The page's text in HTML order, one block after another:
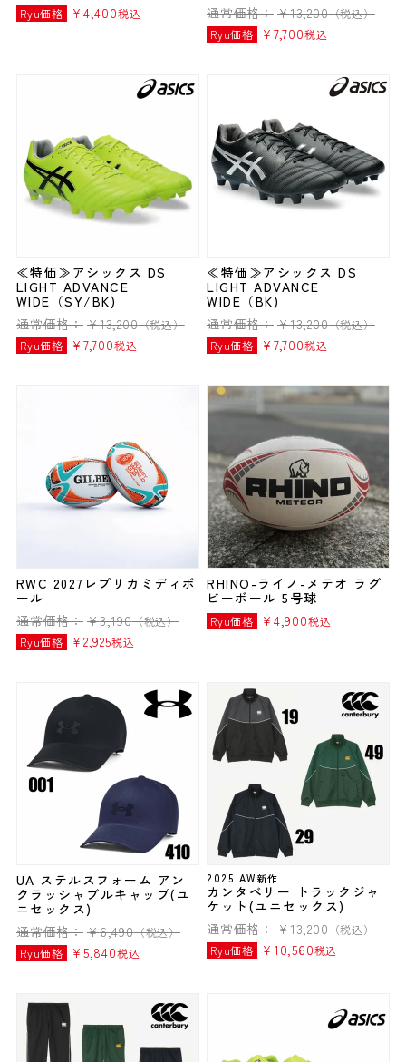
Ryu価格 ¥ 4,400税込
通常価格： ¥13,200（税込）
Ryu価格
¥ 7,700税込
≪特価≫アシックス DS
LIGHT ADVANCE
WIDE（SY/BK)
通常価格： ¥13,200（税込）
Ryu価格
¥ 7,700税込
≪特価≫アシックス DS
LIGHT ADVANCE
WIDE（BK)
通常価格： ¥13,200（税込）
Ryu価格
¥ 7,700税込
RWC 2027レプリカミディボ
ール
通常価格： ¥3,190（税込）
Ryu価格
¥ 2,925税込
RHINO-ライノ-メテオ ラグ
ビーボール 5号球
Ryu価格 ¥ 4,900税込
UA ステルスフォーム アン
クラッシャブルキャップ(ユ
ニセックス)
通常価格： ¥6,490（税込）
Ryu価格
¥ 5,840税込
2025 AW新作
カンタベリー トラックジャ
ケット(ユニセックス)
通常価格： ¥13,200（税込）
Ryu価格
¥ 10,560税込